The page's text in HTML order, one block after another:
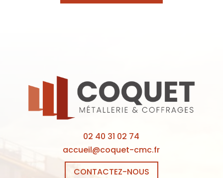
02 40 31 02 74
accueil@coquet-cmc.fr
CONTACTEZ-NOUS